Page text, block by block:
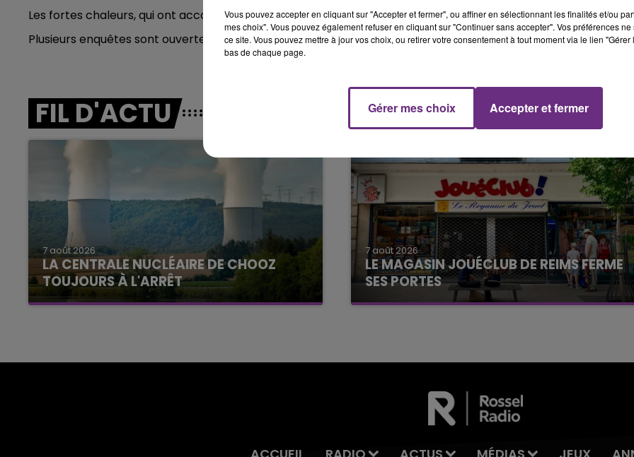
Les fortes chaleurs, qui ont accompagné le début de la cueillette, sont mises en cause.
Plusieurs enquêtes sont ouvertes pour déterminer les circonstances de ces décès.
FIL D'ACTU
7 août 2026
LA CENTRALE NUCLÉAIRE DE CHOOZ
TOUJOURS À L'ARRÊT
Cela fait déjà une semaine que la centrale
7 août 2026
LE MAGASIN JOUÉCLUB DE REIMS FERME
SES PORTES
C'était l'une des institutions du centre-ville
11h00 - 16h00
Le week-end Champagne FM Le Week-end Champagne FM
Vous pouvez accepter en cliquant sur "Accepter et fermer", ou affiner en sélectionnant les finalités et/ou
mes choix". Vous pouvez également refuser en cliquant sur "Continuer sans accepter". Vos préférences
ce site. Vous pouvez mettre à jour vos choix, ou retirer votre consentement à tout moment via le lien
bas de chaque page.
Gérer mes choix Accepter et fermer